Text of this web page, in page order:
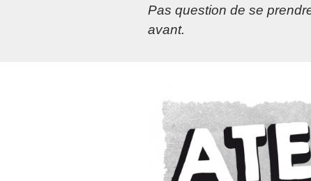
Pas question de se
avant.